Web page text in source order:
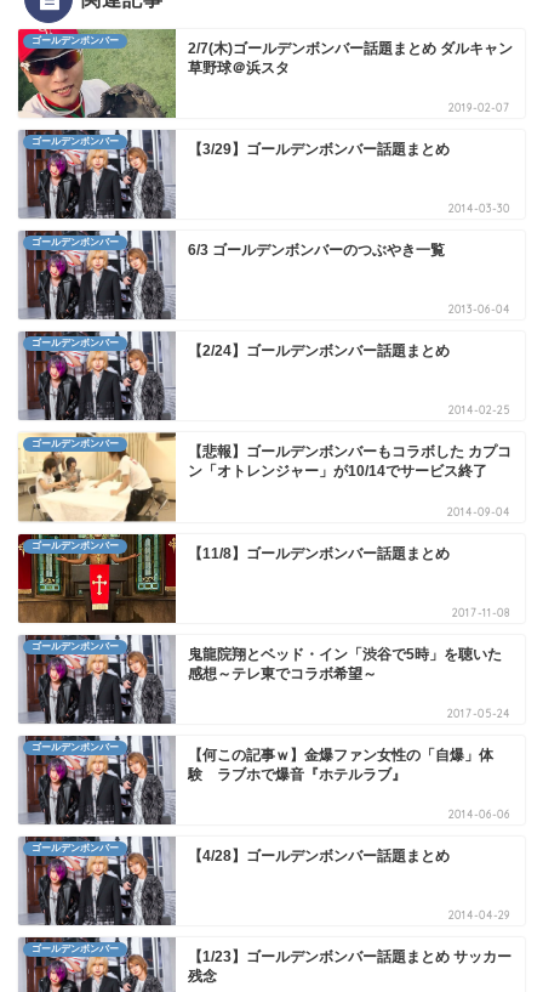
ゴールデンボンバー
2/7(木)ゴールデンボンバー話題まとめ ダルキャン
草野球＠浜スタ
2019-02-07
ゴールデンボンバー 【3/29】ゴールデンボンバー話題まとめ
2014-03-30
ゴールデンボンバー 6/3 ゴールデンボンバーのつぶやき一覧
2013-06-04
ゴールデンボンバー 【2/24】ゴールデンボンバー話題まとめ
2014-02-25
ゴールデンボンバー
【悲報】ゴールデンボンバーもコラボした カプコ
ン「オトレンジャー」が10/14でサービス終了
2014-09-04
ゴールデンボンバー 【11/8】ゴールデンボンバー話題まとめ
2017-11-08
ゴールデンボンバー
鬼龍院翔とベッド・イン「渋谷で5時」を聴いた
感想～テレ東でコラボ希望～
2017-05-24
ゴールデンボンバー
【何この記事ｗ】金爆ファン女性の「自爆」体
験 ラブホで爆音『ホテルラブ』
2014-06-06
ゴールデンボンバー 【4/28】ゴールデンボンバー話題まとめ
2014-04-29
ゴールデンボンバー
【1/23】ゴールデンボンバー話題まとめ サッカー
残念